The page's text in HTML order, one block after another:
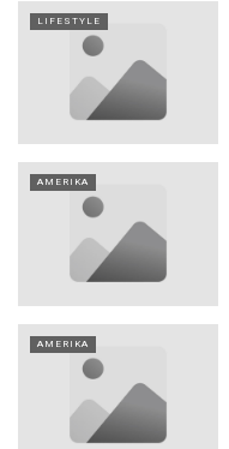
LIFESTYLE
AMERIKA
AMERIKA